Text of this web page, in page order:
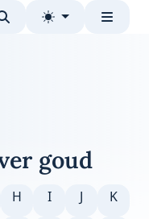
homepage
goud
H I J
K